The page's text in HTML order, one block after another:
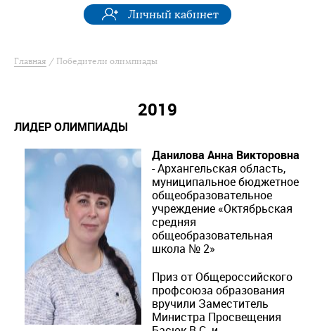
Личный кабинет
Главная Победители олимпиады
2019
ЛИДЕР ОЛИМПИАДЫ
Данилова Анна Викторовна
- Архангельская область,
муниципальное бюджетное
общеобразовательное
учреждение «Октябрьская
средняя
общеобразовательная
школа № 2»
Приз от Общероссийского
профсоюза образования
вручили Заместитель
Министра Просвещения